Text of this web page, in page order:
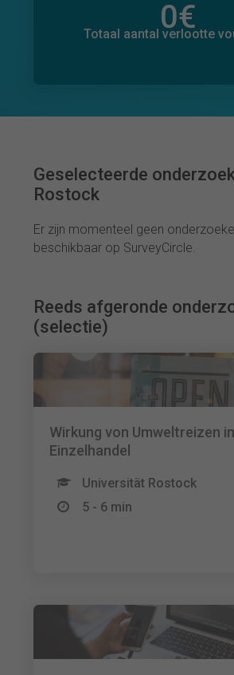
0€
Totaal aantal verlootte
0€
Totaal bedrag aan
Geselecteerde
Rostock
Er zijn momenteel geen
beschikbaar op SurveyCircle.
Reeds afgeronde
(selectie)
Wirkung von Umweltreizen
Einzelhandel
Universität Rostock
5 - 6 min